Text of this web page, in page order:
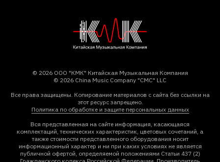
© 2026 ООО "КМК" Китайская Музыкальная Компания
© 2026 China Music Company "CMC" LLC
Все права защищены. Копирование материалов с сайта без ссылки на
этот ресурс запрещено.
Политика по обработке и защите персональных данных
Вся представленная на сайте информация, касающаяся
комплектаций, технических характеристик, цветовых сочетаний, а
также стоимости представленного оборудования носит
информационный характер и ни при каких условиях не является
публичной офертой, определяемой положениями Статьи 437 (2)